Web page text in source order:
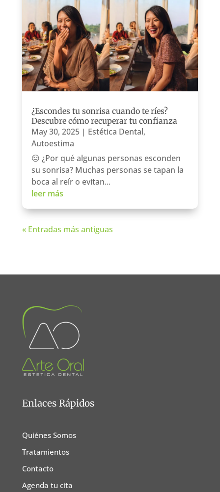
¿Escondes tu sonrisa cuando te ríes?
Descubre cómo recuperar tu confianza
May 30, 2025| Estética Dental,
Autoestima
😔 ¿Por qué algunas personas esconden
su sonrisa? Muchas personas se tapan la
boca al reír o evitan...
leer más
« Entradas más antiguas
Enlaces Rápidos
Quiénes Somos
Tratamientos
Contacto
Agenda tu cita